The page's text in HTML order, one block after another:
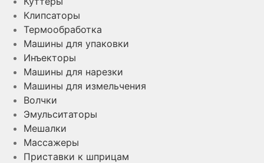
Клипсаторы
Термообработка
Машины для упаковки
Инъекторы
Машины для нарезки
Машины для измельчения
Волчки
Эмульситаторы
Мешалки
Массажеры
Приставки к шприцам